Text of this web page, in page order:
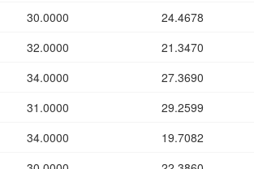
30.0000 24.4678
32.0000 21.3470
34.0000 27.3690
31.0000 29.2599
34.0000 19.7082